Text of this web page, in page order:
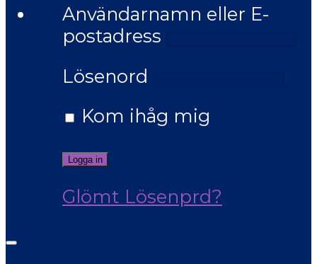
Användarnamn eller E-
postadress
Lösenord
Kom ihåg mig
Glömt Lösenprd?